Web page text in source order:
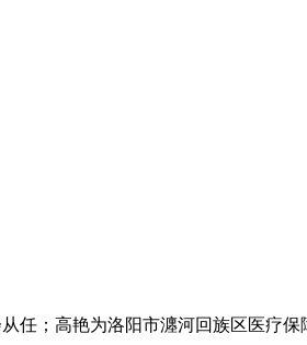
；高艳为洛阳市瀍河回族区医疗